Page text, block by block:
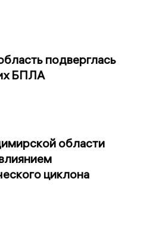
подверглась
БПЛА
области
циклона